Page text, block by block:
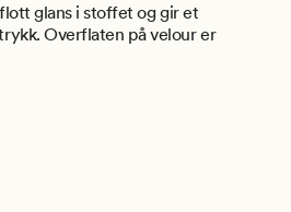
glans i stoffet og gir et
Overflaten på velour er